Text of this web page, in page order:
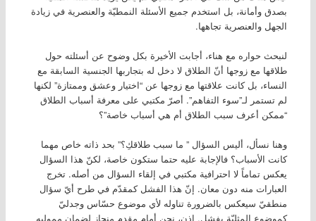
بصدق وأمانة، بل استخدم جميع الأسئلة النمطيّة والعنصرية في زيادة
الجهل والعنصرية تجاهها.
لنبحث حواره مع هناء، أجابت الأخيرة بكل وضوح عن أسئلته حول
طلاقها مع زوجها أنّ الطلاق لا دخل له بتجاربها الجنسية السابقة مع
النساء، بل كانت علاقتها مع زوجها عن “اختيار وعشق وممتازة” لكنها
لم تستمر لـ”سوء التفاهم”. أصرّ مكتبي على معرفة أسباب الطلاق
“ممكن أعرف سبب الطلاق أم هي أسباب خاصة”؟
وهنا نسأل، أليس السؤال ” ما سبب طلاقكِ؟” بحد ذاته خاص مهما
كانت الأسباب؟ فالإجابة عليه حتما ستكون خاصة، لكنّ هذا السؤال
يعكس تماماً لا احترافية مكتبي في إلقاء السؤال من أصله. تخرج
العبارات منه دون معان. إنّ هذا الفشل كمقدّم في طرح أيّ سؤال
منطقيّ سيعكس بالضرورة تناوله لأي موضوع حسّاس وجدليّ
كموضوع المثليّة بفشل. إذن، نحن أمام مقدم منحاز لضمان مموليه